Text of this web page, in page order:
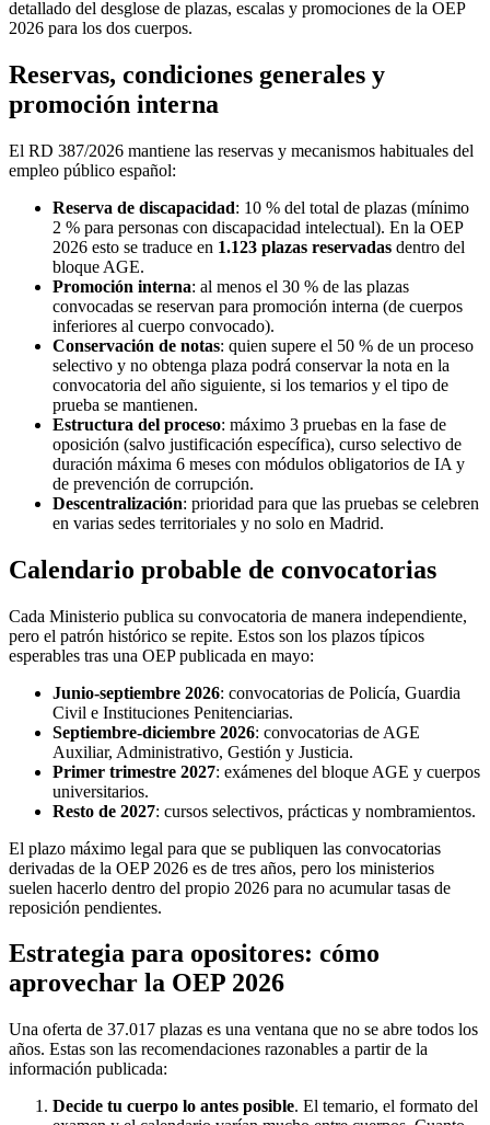
detallado del desglose de plazas, escalas y promociones de la OEP
2026 para los dos cuerpos.
Reservas, condiciones generales y
promoción interna
El RD 387/2026 mantiene las reservas y mecanismos habituales del
empleo público español:
Reserva de discapacidad: 10 % del total de plazas (mínimo
2 % para personas con discapacidad intelectual). En la OEP
2026 esto se traduce en 1.123 plazas reservadas dentro del
bloque AGE.
Promoción interna: al menos el 30 % de las plazas
convocadas se reservan para promoción interna (de cuerpos
inferiores al cuerpo convocado).
Conservación de notas: quien supere el 50 % de un proceso
selectivo y no obtenga plaza podrá conservar la nota en la
convocatoria del año siguiente, si los temarios y el tipo de
prueba se mantienen.
Estructura del proceso: máximo 3 pruebas en la fase de
oposición (salvo justificación específica), curso selectivo de
duración máxima 6 meses con módulos obligatorios de IA y
de prevención de corrupción.
Descentralización: prioridad para que las pruebas se celebren
en varias sedes territoriales y no solo en Madrid.
Calendario probable de convocatorias
Cada Ministerio publica su convocatoria de manera independiente,
pero el patrón histórico se repite. Estos son los plazos típicos
esperables tras una OEP publicada en mayo:
Junio-septiembre 2026: convocatorias de Policía, Guardia
Civil e Instituciones Penitenciarias.
Septiembre-diciembre 2026: convocatorias de AGE
Auxiliar, Administrativo, Gestión y Justicia.
Primer trimestre 2027: exámenes del bloque AGE y cuerpos
universitarios.
Resto de 2027: cursos selectivos, prácticas y nombramientos.
El plazo máximo legal para que se publiquen las convocatorias
derivadas de la OEP 2026 es de tres años, pero los ministerios
suelen hacerlo dentro del propio 2026 para no acumular tasas de
reposición pendientes.
Estrategia para opositores: cómo
aprovechar la OEP 2026
Una oferta de 37.017 plazas es una ventana que no se abre todos los
años. Estas son las recomendaciones razonables a partir de la
información publicada:
Decide tu cuerpo lo antes posible. El temario, el formato del